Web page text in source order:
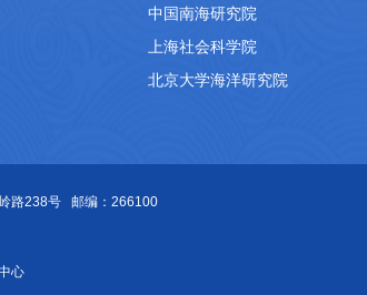
中国南海研究院
上海社会科学院
北京大学海洋研究院
路238号 邮编：266100
心